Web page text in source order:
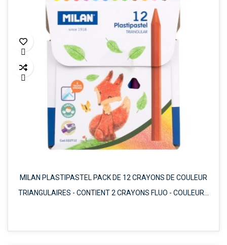


MILAN PLASTIPASTEL PACK DE 12 CRAYONS DE COULEUR
TRIANGULAIRES - CONTIENT 2 CRAYONS FLUO - COULEURS